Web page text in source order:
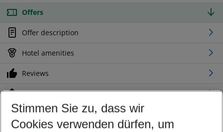
Offers
Offer description
Hotel amenities
Reviews
Location
Customize your offer
Stimmen Sie zu, dass wir
Cookies verwenden dürfen, um